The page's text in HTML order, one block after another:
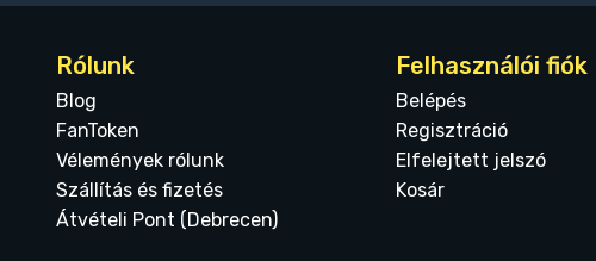
Rólunk
Blog
FanToken
Vélemények rólunk
Szállítás és fizetés
Átvételi Pont (Debrecen)
Felhasználói fiók
Belépés
Regisztráció
Elfelejtett jelszó
Kosár